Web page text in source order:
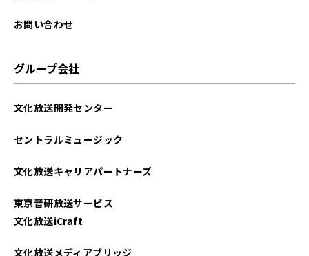
お問い合わせ
グループ会社
文化放送開発センター
セントラルミュージック
文化放送キャリアパートナーズ
東京音研放送サービス
文化放送iCraft
文化放送メディアブリッジ